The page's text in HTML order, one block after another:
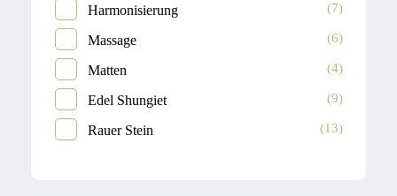
Harmonisierung (7)
Massage (6)
Matten (4)
Edel Shungiet (9)
Rauer Stein (13)